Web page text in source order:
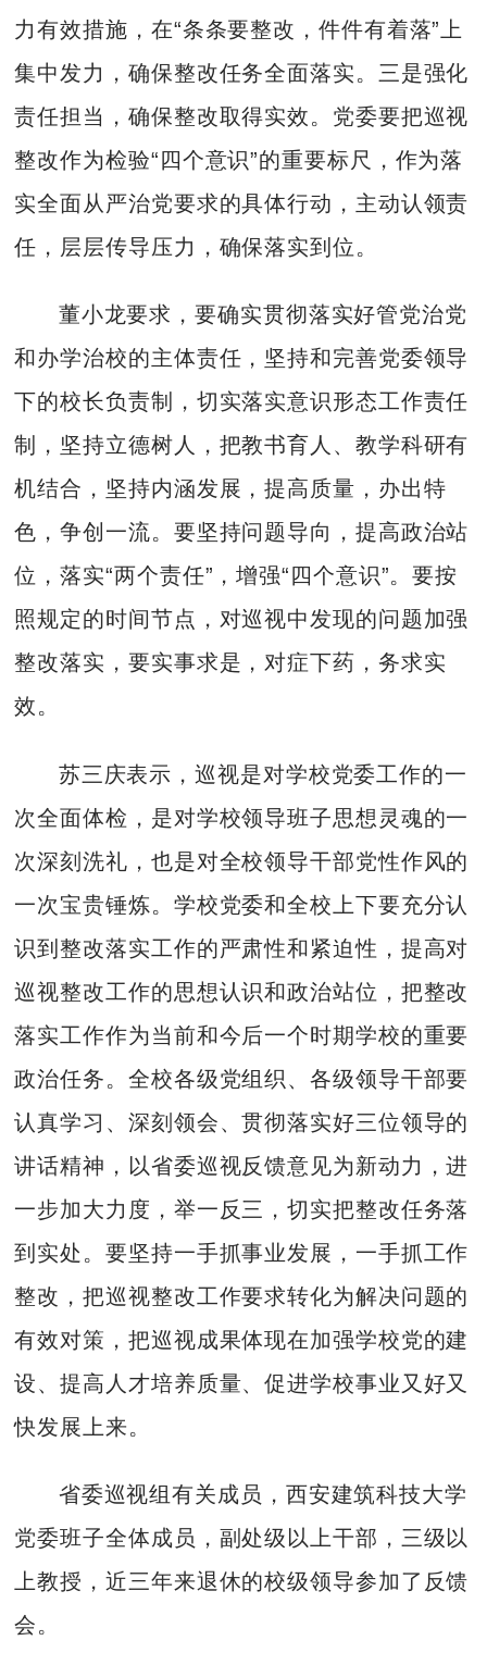
力有效措施，在“条条要整改，件件有着落”上
集中发力，确保整改任务全面落实。三是强化
责任担当，确保整改取得实效。党委要把巡视
整改作为检验“四个意识”的重要标尺，作为落
实全面从严治党要求的具体行动，主动认领责
任，层层传导压力，确保落实到位。
董小龙要求，要确实贯彻落实好管党治党
和办学治校的主体责任，坚持和完善党委领导
下的校长负责制，切实落实意识形态工作责任
制，坚持立德树人，把教书育人、教学科研有
机结合，坚持内涵发展，提高质量，办出特
色，争创一流。要坚持问题导向，提高政治站
位，落实“两个责任”，增强“四个意识”。要按
照规定的时间节点，对巡视中发现的问题加强
整改落实，要实事求是，对症下药，务求实
效。
苏三庆表示，巡视是对学校党委工作的一
次全面体检，是对学校领导班子思想灵魂的一
次深刻洗礼，也是对全校领导干部党性作风的
一次宝贵锤炼。学校党委和全校上下要充分认
识到整改落实工作的严肃性和紧迫性，提高对
巡视整改工作的思想认识和政治站位，把整改
落实工作作为当前和今后一个时期学校的重要
政治任务。全校各级党组织、各级领导干部要
认真学习、深刻领会、贯彻落实好三位领导的
讲话精神，以省委巡视反馈意见为新动力，进
一步加大力度，举一反三，切实把整改任务落
到实处。要坚持一手抓事业发展，一手抓工作
整改，把巡视整改工作要求转化为解决问题的
有效对策，把巡视成果体现在加强学校党的建
设、提高人才培养质量、促进学校事业又好又
快发展上来。
省委巡视组有关成员，西安建筑科技大学
党委班子全体成员，副处级以上干部，三级以
上教授，近三年来退休的校级领导参加了反馈
会。